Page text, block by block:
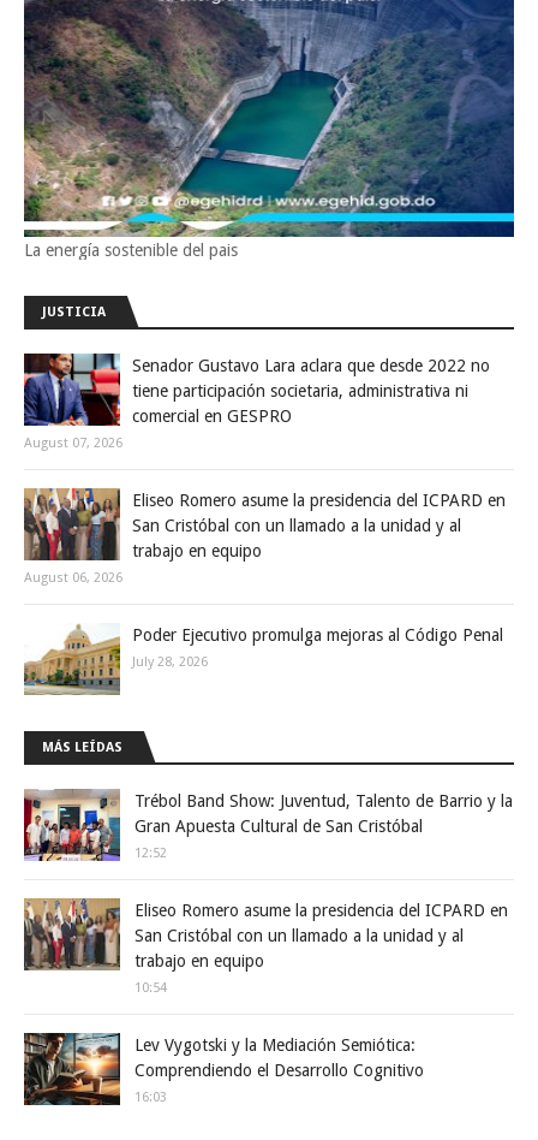
La energía sostenible del pais
JUSTICIA
Senador Gustavo Lara aclara que desde 2022 no
tiene participación societaria, administrativa ni
comercial en GESPRO
August 07, 2026
Eliseo Romero asume la presidencia del ICPARD en
San Cristóbal con un llamado a la unidad y al
trabajo en equipo
August 06, 2026
Poder Ejecutivo promulga mejoras al Código Penal
July 28, 2026
MÁS LEÍDAS
Trébol Band Show: Juventud, Talento de Barrio y la
Gran Apuesta Cultural de San Cristóbal
12:52
Eliseo Romero asume la presidencia del ICPARD en
San Cristóbal con un llamado a la unidad y al
trabajo en equipo
10:54
Lev Vygotski y la Mediación Semiótica:
Comprendiendo el Desarrollo Cognitivo
16:03